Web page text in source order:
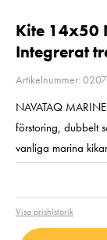
Kite 14x50
Integrerat
Artikelnummer:
NAVATAQ
förstoring, dubbelt
vanliga marina
Visa prishistorik